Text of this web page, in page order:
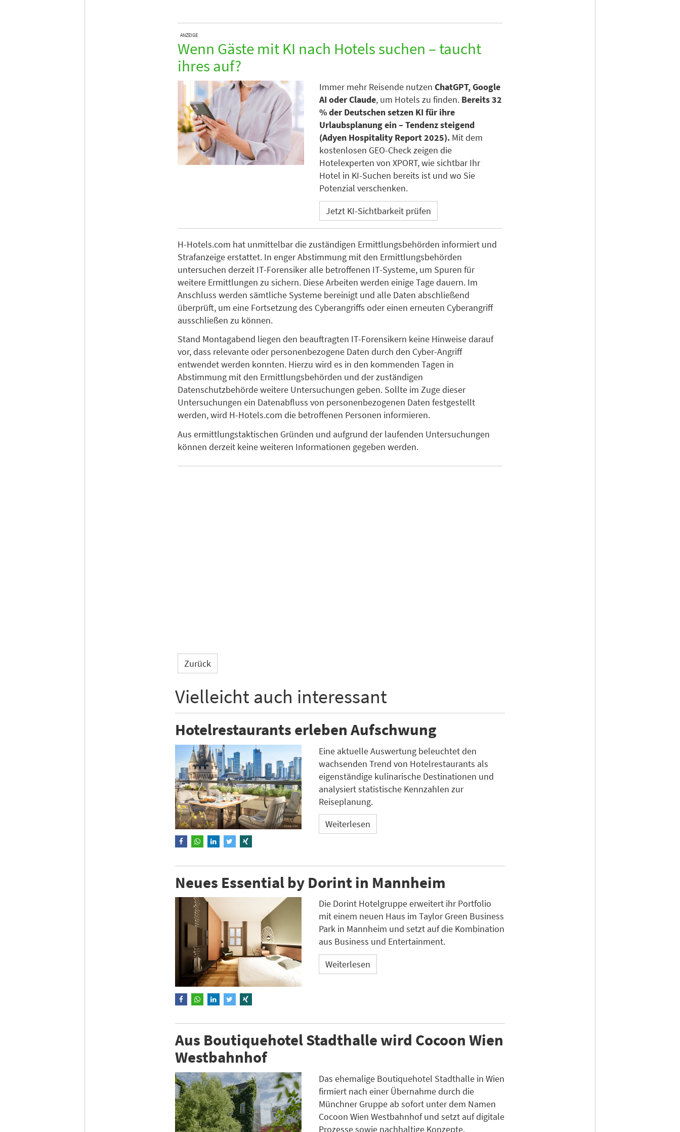
ANZEIGE
Wenn Gäste mit KI nach Hotels suchen – taucht
ihres auf?
Immer mehr Reisende nutzen ChatGPT, Google
AI oder Claude, um Hotels zu finden. Bereits 32
% der Deutschen setzen KI für ihre
Urlaubsplanung ein – Tendenz steigend
(Adyen Hospitality Report 2025). Mit dem
kostenlosen GEO-Check zeigen die
Hotelexperten von XPORT, wie sichtbar Ihr
Hotel in KI-Suchen bereits ist und wo Sie
Potenzial verschenken.
Jetzt KI-Sichtbarkeit prüfen
H-Hotels.com hat unmittelbar die zuständigen Ermittlungsbehörden informiert und
Strafanzeige erstattet. In enger Abstimmung mit den Ermittlungsbehörden
untersuchen derzeit IT-Forensiker alle betroffenen IT-Systeme, um Spuren für
weitere Ermittlungen zu sichern. Diese Arbeiten werden einige Tage dauern. Im
Anschluss werden sämtliche Systeme bereinigt und alle Daten abschließend
überprüft, um eine Fortsetzung des Cyberangriffs oder einen erneuten Cyberangriff
ausschließen zu können.
Stand Montagabend liegen den beauftragten IT-Forensikern keine Hinweise darauf
vor, dass relevante oder personenbezogene Daten durch den Cyber-Angriff
entwendet werden konnten. Hierzu wird es in den kommenden Tagen in
Abstimmung mit den Ermittlungsbehörden und der zuständigen
Datenschutzbehörde weitere Untersuchungen geben. Sollte im Zuge dieser
Untersuchungen ein Datenabfluss von personenbezogenen Daten festgestellt
werden, wird H-Hotels.com die betroffenen Personen informieren.
Aus ermittlungstaktischen Gründen und aufgrund der laufenden Untersuchungen
können derzeit keine weiteren Informationen gegeben werden.
Zurück
Vielleicht auch interessant
Hotelrestaurants erleben Aufschwung
Eine aktuelle Auswertung beleuchtet den
wachsenden Trend von Hotelrestaurants als
eigenständige kulinarische Destinationen und
analysiert statistische Kennzahlen zur
Reiseplanung.
Weiterlesen
Neues Essential by Dorint in Mannheim
Die Dorint Hotelgruppe erweitert ihr Portfolio
mit einem neuen Haus im Taylor Green Business
Park in Mannheim und setzt auf die Kombination
aus Business und Entertainment.
Weiterlesen
Aus Boutiquehotel Stadthalle wird Cocoon Wien
Westbahnhof
Das ehemalige Boutiquehotel Stadthalle in Wien
firmiert nach einer Übernahme durch die
Münchner Gruppe ab sofort unter dem Namen
Cocoon Wien Westbahnhof und setzt auf digitale
Prozesse sowie nachhaltige Konzepte.